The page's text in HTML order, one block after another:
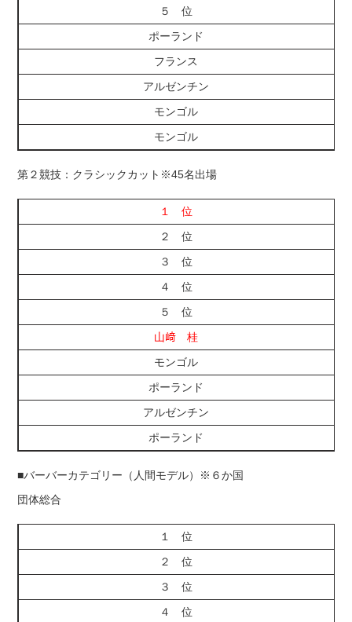
５ 位
ポーランド
フランス
アルゼンチン
モンゴル
モンゴル
第２競技：クラシックカット※45名出場
１ 位
２ 位
３ 位
４ 位
５ 位
山﨑 桂
モンゴル
ポーランド
アルゼンチン
ポーランド
■バーバーカテゴリー（人間モデル）※６か国
団体総合
１ 位
２ 位
３ 位
４ 位